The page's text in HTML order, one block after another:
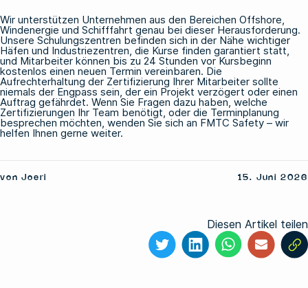
Wir unterstützen Unternehmen aus den Bereichen Offshore,
Windenergie und Schifffahrt genau bei dieser Herausforderung.
Unsere Schulungszentren befinden sich in der Nähe wichtiger
Häfen und Industriezentren, die Kurse finden garantiert statt
und Mitarbeiter können bis zu 24 Stunden vor Kursbeginn
kostenlos einen neuen Termin vereinbaren. Die
Aufrechterhaltung der Zertifizierung Ihrer Mitarbeiter sollte
niemals der Engpass sein, der ein Projekt verzögert oder einen
Auftrag gefährdet. Wenn Sie Fragen dazu haben, welche
Zertifizierungen Ihr Team benötigt, oder die Terminplanung
besprechen möchten, wenden Sie sich an FMTC Safety – wir
helfen Ihnen gerne weiter.
von Joeri 15. Juni 2026
Diesen Artikel teilen